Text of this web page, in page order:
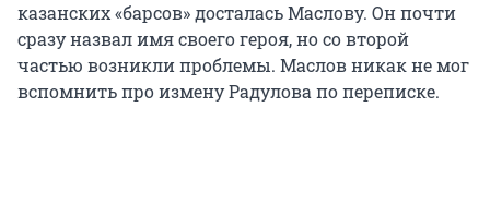
казанских «барсов» досталась Маслову. Он почти
сразу назвал имя своего героя, но со второй
частью возникли проблемы. Маслов никак не мог
вспомнить про измену Радулова по переписке.